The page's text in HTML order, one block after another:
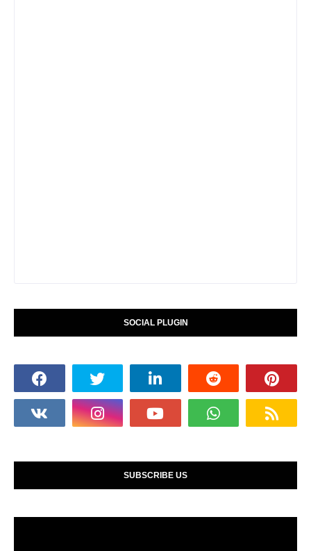
SOCIAL PLUGIN
SUBSCRIBE US